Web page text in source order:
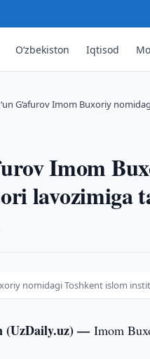
O‘zbekiston Iqtisod
G‘afurov Imom Buxoriy
Imom
lavozimiga
nomidagi Toshkent islom
(UzDaily.uz) —Imom